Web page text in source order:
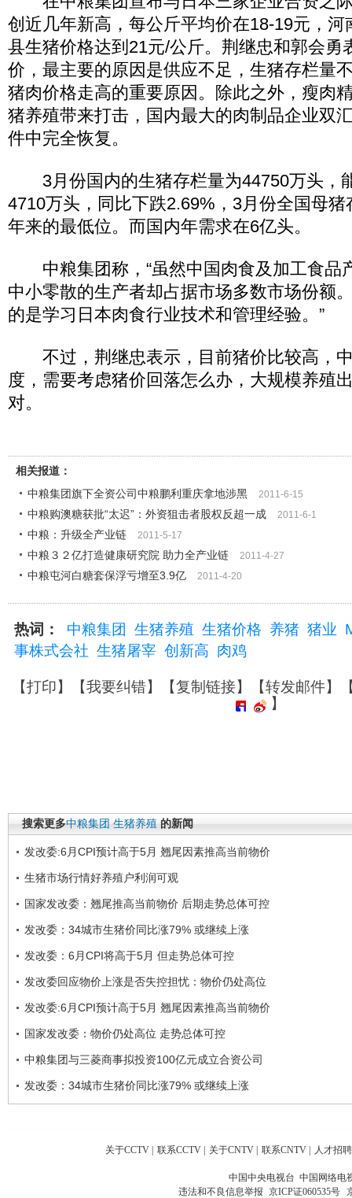
创近几年新高，每公斤平均价在18-19元，
县生猪价格达到21元/公斤。荆继忠和郭会勇
价，最主要的原因是供应不足，生猪存栏量
猪肉价格走高的重要原因。除此之外，瘦肉
猪养殖带来打击，国内最大的肉制品企业双
件中完全恢复。
3月份国内的生猪存栏量为44750万头，
4710万头，同比下跌2.69%，3月份全国母
年来的最低位。而国内年需求在6亿头。
中粮集团称，“虽然中国肉食及加工食品
中小零散的生产者却占据市场多数市场份额
的是学习日本肉食行业技术和管理经验。”
不过，荆继忠表示，目前猪价比较高，
度，需要考虑猪价回落怎么办，大规模养殖
对。
相关报道：
中粮集团旗下全资公司中粮鹏利重庆拿地涉黑
2011-6-15
中粮购澳糖获批“太迟”：外资狙击者股权反超一成 2011-6-1
中粮：升级全产业链 2011-5-17
中粮３２亿打造健康研究院 助力全产业链 2011-4-27
中粮屯河白糖套保浮亏增至3.9亿 2011-4-20
热词： 中粮集团 生猪养殖 生猪价格 养猪 猪业
事株式会社 生猪屠宰 创新高 肉鸡
【打印】【我要纠错】【复制链接】【转发邮件】
】
搜索更多中粮集团 生猪养殖 的新闻
发改委:6月CPI预计高于5月 翘尾因素推高当前物价
生猪市场行情好养殖户利润可观
国家发改委：翘尾推高当前物价 后期走势总体可控
发改委：34城市生猪价同比涨79% 或继续上涨
发改委：6月CPI将高于5月 但走势总体可控
发改委回应物价上涨是否失控担忧：物价仍处高位
发改委:6月CPI预计高于5月 翘尾因素推高当前物价
国家发改委：物价仍处高位 走势总体可控
中粮集团与三菱商事拟投资100亿元成立合资公司
发改委：34城市生猪价同比涨79% 或继续上涨
关于CCTV | 联系CCTV | 关于CNTV | 联系CNTV | 人才招聘
中国中央电视台 中国网络电
违法和不良信息举报 京ICP证060535号